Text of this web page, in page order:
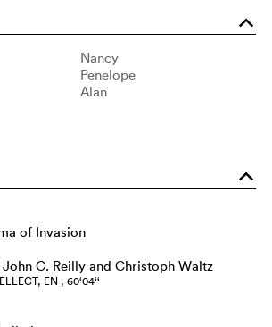
o
Nancy
Penelope
Alan
o
of Invasion
C. Reilly and Christoph Waltz
EN , 60‘04‘‘